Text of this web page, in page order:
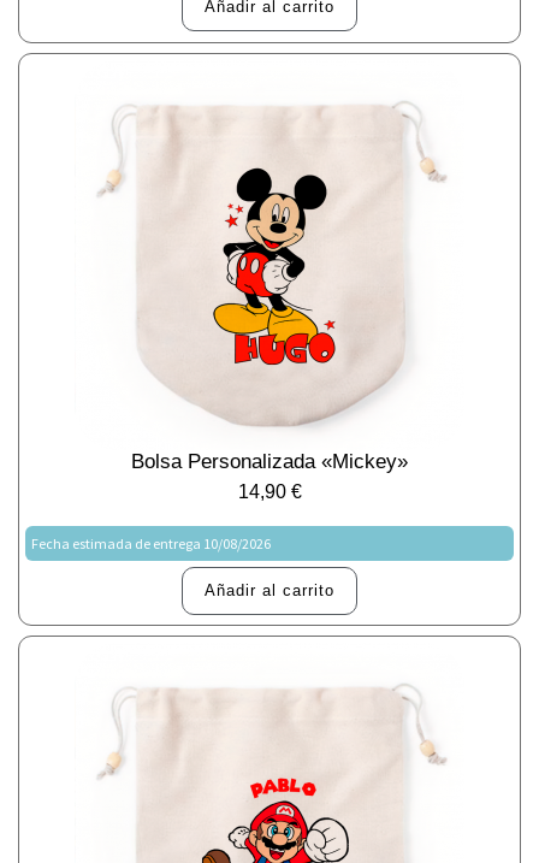
Añadir al carrito
Bolsa Personalizada «Mickey»
14,90 €
Fecha estimada de entrega 10/08/2026
Añadir al carrito